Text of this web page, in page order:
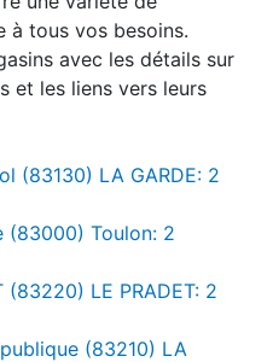
à tous vos besoins.
avec les détails sur
et les liens vers leurs
(83130) LA GARDE: 2
(83000) Toulon: 2
(83220) LE PRADET: 2
(83210) LA